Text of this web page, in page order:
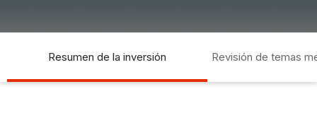
Resumen de la inversión Revisión de temas